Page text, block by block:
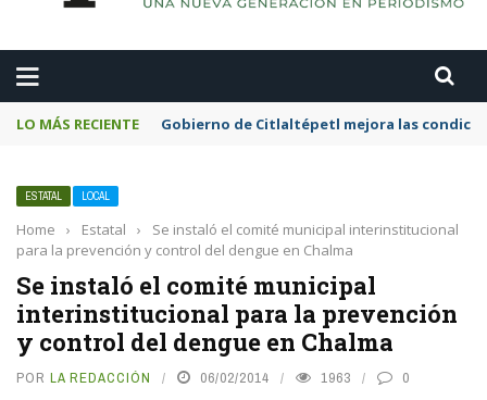
LO MÁS RECIENTE Gobierno de Citlaltépetl mejora las
ESTATAL LOCAL
Home › Estatal ›
Se instaló el comité municipal interinstitucional
para la prevención y control del dengue en Chalma
Se instaló el comité municipal
interinstitucional para la prevención
y control del dengue en Chalma
POR LA REDACCIÓN 06/02/2014 1963 0